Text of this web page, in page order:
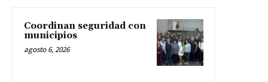
Coordinan seguridad con
municipios
agosto 6, 2026